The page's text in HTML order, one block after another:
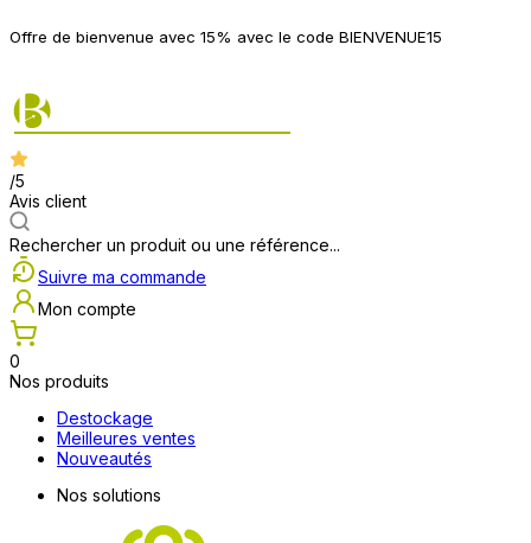
Offre de bienvenue avec 15% avec le code BIENVENUE15
/5
Avis client
Rechercher un produit ou une référence...
Suivre ma commande
Mon compte
0
Nos produits
Destockage
Meilleures ventes
Nouveautés
Nos solutions